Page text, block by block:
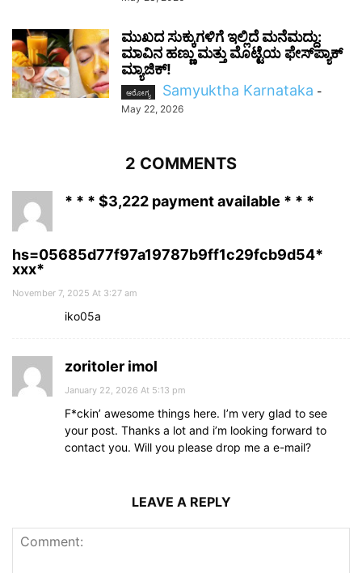
ಮುಖದ ಸುಕ್ಕುಗಳಿಗೆ ಇಲ್ಲಿದೆ ಮನೆಮದ್ದು:
ಮಾವಿನ ಹಣ್ಣು ಮತ್ತು ಮೊಟ್ಟೆಯ ಫೇಸ್‌ಪ್ಯಾಕ್
ಮ್ಯಾಜಿಕ್!
ಆರೋಗ್ಯ Samyuktha Karnataka -
May 22, 2026
2 COMMENTS
* * * $3,222 payment available * * *
hs=05685d77f97a19787b9ff1c29fcb9d54*
ххх*
November 7, 2025 At 3:27 am
iko05a
zoritoler imol
January 22, 2026 At 5:13 pm
F*ckin’ awesome things here. I’m very glad to see
your post. Thanks a lot and i’m looking forward to
contact you. Will you please drop me a e-mail?
LEAVE A REPLY